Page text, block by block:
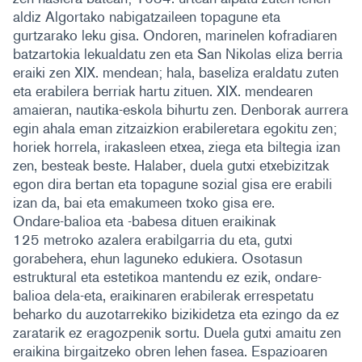
aldiz Algortako nabigatzaileen topagune eta
gurtzarako leku gisa. Ondoren, marinelen kofradiaren
batzartokia lekualdatu zen eta San Nikolas eliza berria
eraiki zen XIX. mendean; hala, baseliza eraldatu zuten
eta erabilera berriak hartu zituen. XIX. mendearen
amaieran, nautika-eskola bihurtu zen. Denborak aurrera
egin ahala eman zitzaizkion erabileretara egokitu zen;
horiek horrela, irakasleen etxea, ziega eta biltegia izan
zen, besteak beste. Halaber, duela gutxi etxebizitzak
egon dira bertan eta topagune sozial gisa ere erabili
izan da, bai eta emakumeen txoko gisa ere.
Ondare-balioa eta -babesa dituen eraikinak
125 metroko azalera erabilgarria du eta, gutxi
gorabehera, ehun laguneko edukiera. Osotasun
estruktural eta estetikoa mantendu ez ezik, ondare-
balioa dela-eta, eraikinaren erabilerak errespetatu
beharko du auzotarrekiko bizikidetza eta ezingo da ez
zaratarik ez eragozpenik sortu. Duela gutxi amaitu zen
eraikina birgaitzeko obren lehen fasea. Espazioaren